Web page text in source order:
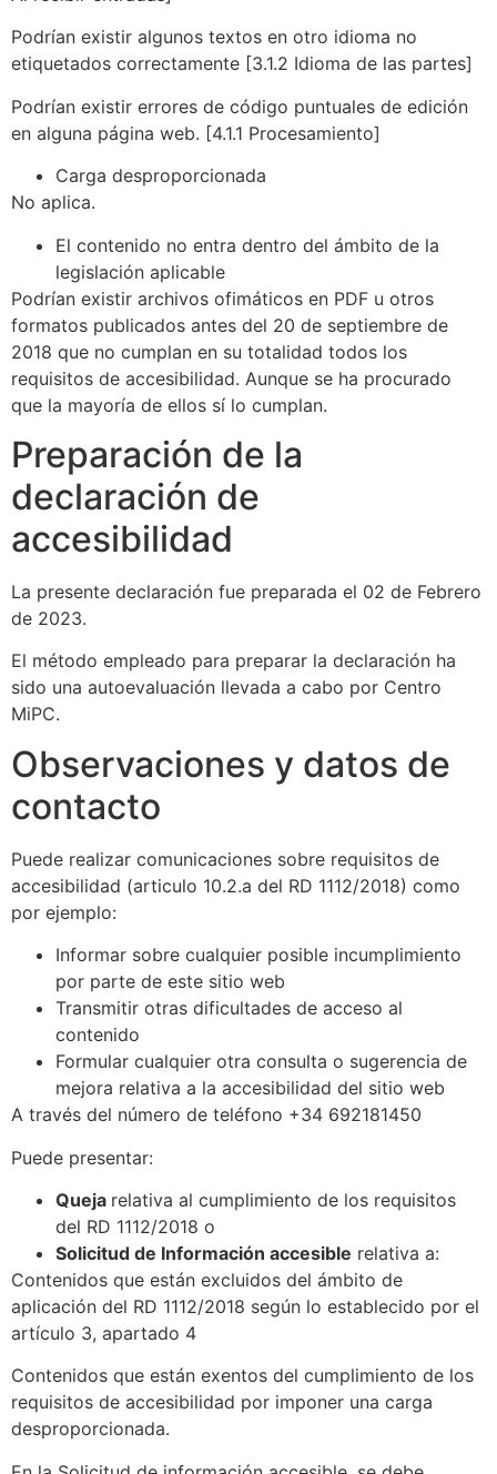
Podrían existir algunos textos en otro idioma no
etiquetados correctamente [3.1.2 Idioma de las partes]
Podrían existir errores de código puntuales de edición
en alguna página web. [4.1.1 Procesamiento]
Carga desproporcionada
No aplica.
El contenido no entra dentro del ámbito de la
legislación aplicable
Podrían existir archivos ofimáticos en PDF u otros
formatos publicados antes del 20 de septiembre de
2018 que no cumplan en su totalidad todos los
requisitos de accesibilidad. Aunque se ha procurado
que la mayoría de ellos sí lo cumplan.
Preparación de la
declaración de
accesibilidad
La presente declaración fue preparada el 02 de Febrero
de 2023.
El método empleado para preparar la declaración ha
sido una autoevaluación llevada a cabo por Centro
MiPC.
Observaciones y datos de
contacto
Puede realizar comunicaciones sobre requisitos de
accesibilidad (articulo 10.2.a del RD 1112/2018) como
por ejemplo:
Informar sobre cualquier posible incumplimiento
por parte de este sitio web
Transmitir otras dificultades de acceso al
contenido
Formular cualquier otra consulta o sugerencia de
mejora relativa a la accesibilidad del sitio web
A través del número de teléfono +34 692181450
Puede presentar:
Queja relativa al cumplimiento de los requisitos
del RD 1112/2018 o
Solicitud de Información accesible relativa a:
Contenidos que están excluidos del ámbito de
aplicación del RD 1112/2018 según lo establecido por el
artículo 3, apartado 4
Contenidos que están exentos del cumplimiento de los
requisitos de accesibilidad por imponer una carga
desproporcionada.